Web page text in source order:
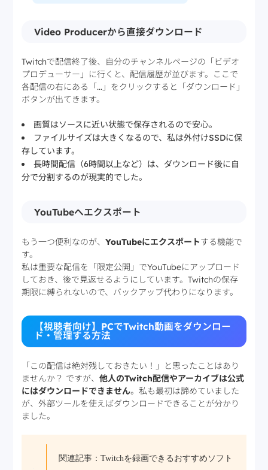
Video Producerから直接ダウンロード
Twitchで配信終了後、自分のチャンネルページの「ビデオ
プロデューサー」に行くと、配信履歴が並びます。ここで
各配信の右にある「…」をクリックすると「ダウンロード」
ボタンが出てきます。
画質はソースに近い状態で保存されるので安心。
ファイルサイズは大きくなるので、私は外付けSSDに保
存しています。
長時間配信（6時間以上など）は、ダウンロード後に自
分で分割するのが現実的でした。
YouTubeへエクスポート
もう一つ便利なのが、YouTubeにエクスポートする機能で
す。
私は重要な配信を「限定公開」でYouTubeにアップロード
しておき、後で見返せるようにしています。Twitchの保存
期限に縛られないので、バックアップ代わりになります。
【視聴者向け】PCでTwitch動画をダウンロー
ド・管理する方法
「この配信は絶対残しておきたい！」と思ったことはあり
ませんか？ ですが、他人のTwitch配信やアーカイブは公式
にはダウンロードできません。私も最初は諦めていました
が、外部ツールを使えばダウンロードできることが分かり
ました。
関連記事：Twitchを録画できるおすすめソフト